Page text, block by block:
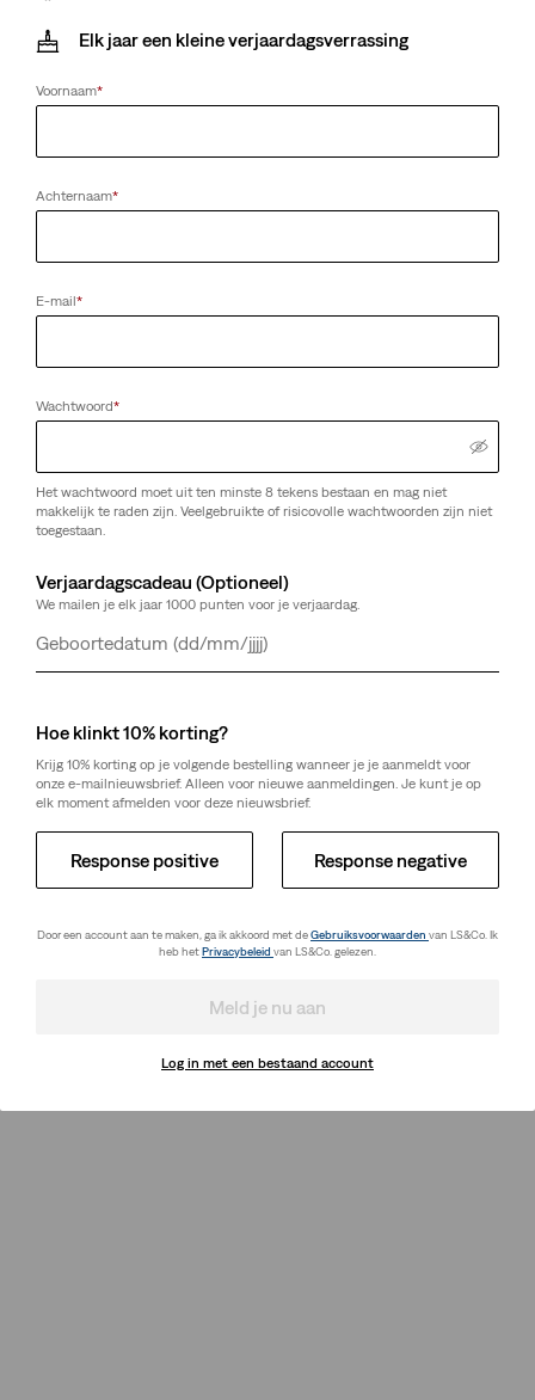
Elk jaar een kleine verjaardagsverrassing
Voornaam*
Achternaam*
E-mail*
Wachtwoord*
Het wachtwoord moet uit ten minste 8 tekens bestaan en mag niet
makkelijk te raden zijn. Veelgebruikte of risicovolle wachtwoorden zijn niet
toegestaan.
Verjaardagscadeau (Optioneel)
We mailen je elk jaar 1000 punten voor je verjaardag.
Dag
Maand
Jaar
Hoe klinkt 10% korting?
Krijg 10% korting op je volgende bestelling wanneer je je aanmeldt voor
onze e-mailnieuwsbrief. Alleen voor nieuwe aanmeldingen. Je kunt je op
elk moment afmelden voor deze nieuwsbrief.
Response positive Response negative
Door een account aan te maken, ga ik akkoord met deGebruiksvoorwaarden van LS&Co. Ik
heb hetPrivacybeleid van LS&Co. gelezen.
Meld je nu aan
Log in met een bestaand account